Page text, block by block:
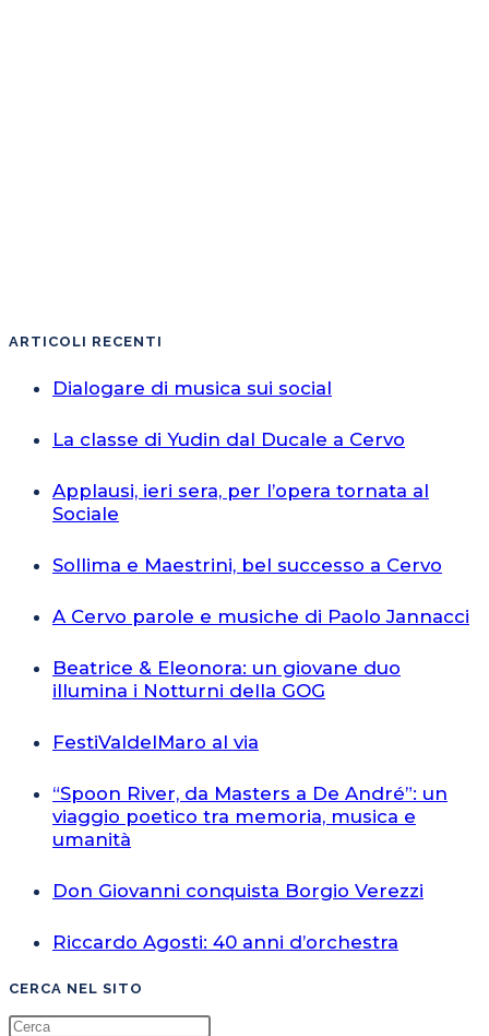
ARTICOLI RECENTI
Dialogare di musica sui social
La classe di Yudin dal Ducale a Cervo
Applausi, ieri sera, per l’opera tornata al
Sociale
Sollima e Maestrini, bel successo a Cervo
A Cervo parole e musiche di Paolo Jannacci
Beatrice & Eleonora: un giovane duo
illumina i Notturni della GOG
FestiValdelMaro al via
“Spoon River, da Masters a De André”: un
viaggio poetico tra memoria, musica e
umanità
Don Giovanni conquista Borgio Verezzi
Riccardo Agosti: 40 anni d’orchestra
CERCA NEL SITO